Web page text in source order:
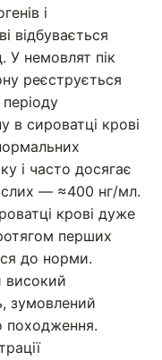
і
відбувається
У немовлят пік
реєструється
в сироватці крові
і часто досягає
— ≈400 нг/мл.
крові дуже
перших
до норми.
високий
зумовлений
походження.